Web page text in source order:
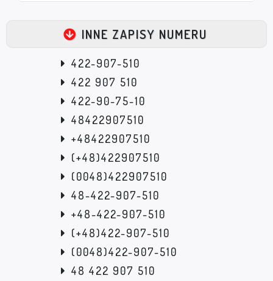
INNE ZAPISY NUMERU
422-907-510
422 907 510
422-90-75-10
48422907510
+48422907510
(+48)422907510
(0048)422907510
48-422-907-510
+48-422-907-510
(+48)422-907-510
(0048)422-907-510
48 422 907 510